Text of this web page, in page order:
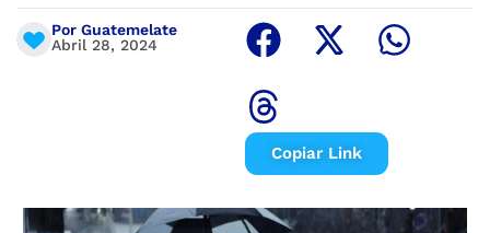
Por Guatemelate
Abril 28, 2024
Copiar Link